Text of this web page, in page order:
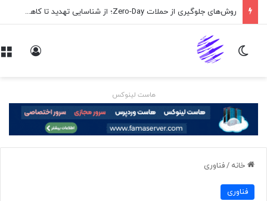
روش‌های جلوگیری از حملات Zero-Day؛ از شناسایی تهدید تا کاهش ریسک
تغییر پوسته
هاست لینوکس
خانه /فناوری
فناوری